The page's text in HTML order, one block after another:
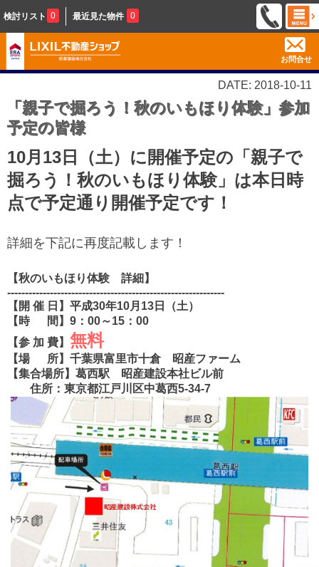
検討リスト 0 最近見た物件 0
お問合せ
DATE: 2018-10-11
「親子で掘ろう！秋のいもほり体験」参加
予定の皆様
10月13日（土）に開催予定の「親子で
掘ろう！秋のいもほり体験」は本日時
点で予定通り開催予定です！
詳細を下記に再度記載します！
【秋のいもほり体験 詳細】
-------------------------------------------------------------
【開 催 日】平成30年10月13日（土）
【時 間】9：00～15：00
【参 加 費】 無料
【場 所】千葉県富里市十倉 昭産ファーム
【集合場所】葛西駅 昭産建設本社ビル前
住所：東京都江戸川区中葛西5-34-7